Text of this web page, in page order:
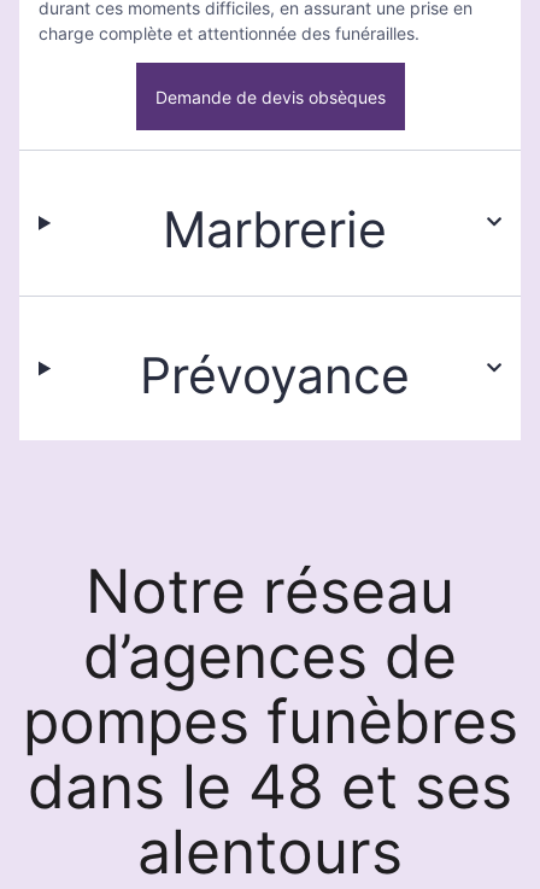
durant ces moments difficiles, en assurant une prise en
charge complète et attentionnée des funérailles.
Demande de devis obsèques
Marbrerie
Prévoyance
Notre réseau
d’agences de
pompes funèbres
dans le 48 et ses
alentours